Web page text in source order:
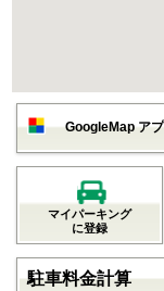
GoogleMap ア
マイパーキング
に登録
駐車料金計算